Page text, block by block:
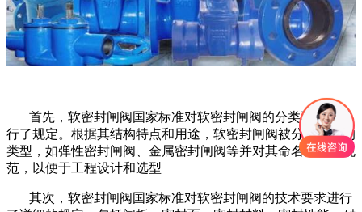
首先，软密封闸阀国家标准对软密封闸阀的分类和命名进
行了规定。根据其结构特点和用途，软密封闸阀被分为不同的
类型，如弹性密封闸阀、金属密封闸阀等并对其命名进行了规
范，以便于工程设计和选型
其次，软密封闸阀国家标准对软密封闸阀的技术要求进行